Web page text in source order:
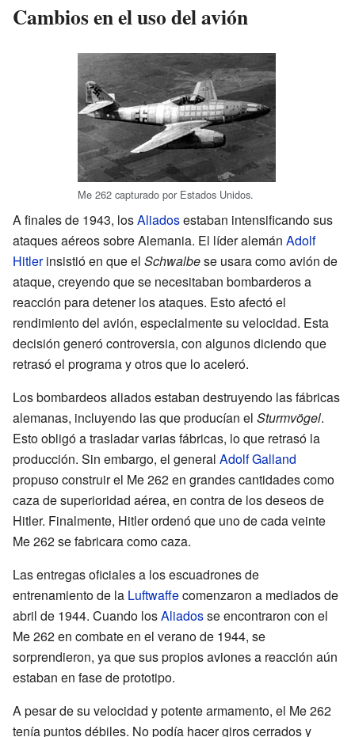
Cambios en el uso del avión
Me 262 capturado por Estados Unidos.
A finales de 1943, losAliadosestaban intensificando sus
ataques aéreos sobre Alemania. El líder alemán Adolf
Hitlerinsistió en que el Schwalbese usara como avión de
ataque, creyendo que se necesitaban bombarderos a
reacción para detener los ataques. Esto afectó el
rendimiento del avión, especialmente su velocidad. Esta
decisión generó controversia, con algunos diciendo que
retrasó el programa y otros que lo aceleró.
Los bombardeos aliados estaban destruyendo las fábricas
alemanas, incluyendo las que producían el Sturmvögel.
Esto obligó a trasladar varias fábricas, lo que retrasó la
producción. Sin embargo, el general Adolf Galland
propuso construir el Me 262 en grandes cantidades como
caza de superioridad aérea, en contra de los deseos de
Hitler. Finalmente, Hitler ordenó que uno de cada veinte
Me 262 se fabricara como caza.
Las entregas oficiales a los escuadrones de
entrenamiento de la Luftwaffecomenzaron a mediados de
abril de 1944. Cuando losAliadosse encontraron con el
Me 262 en combate en el verano de 1944, se
sorprendieron, ya que sus propios aviones a reacción aún
estaban en fase de prototipo.
A pesar de su velocidad y potente armamento, el Me 262
tenía puntos débiles. No podía hacer giros cerrados y